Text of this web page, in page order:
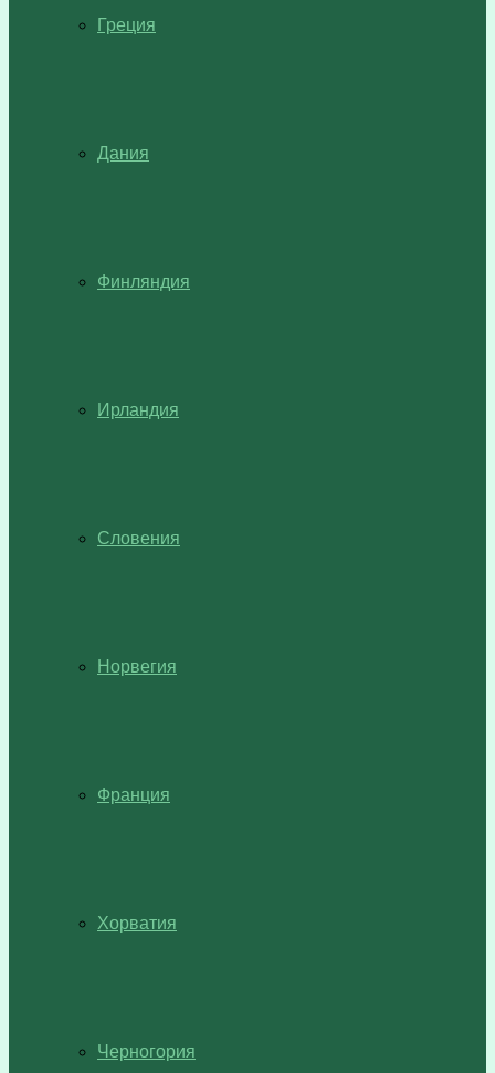
Греция
Дания
Финляндия
Ирландия
Словения
Норвегия
Франция
Хорватия
Черногория